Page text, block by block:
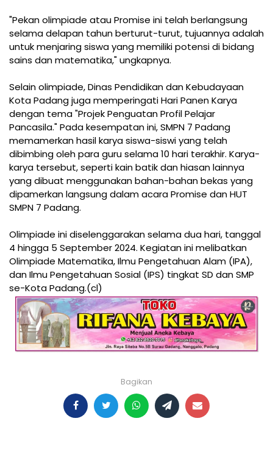
"Pekan olimpiade atau Promise ini telah berlangsung
selama delapan tahun berturut-turut, tujuannya adalah
untuk menjaring siswa yang memiliki potensi di bidang
sains dan matematika," ungkapnya.
Selain olimpiade, Dinas Pendidikan dan Kebudayaan
Kota Padang juga memperingati Hari Panen Karya
dengan tema "Projek Penguatan Profil Pelajar
Pancasila." Pada kesempatan ini, SMPN 7 Padang
memamerkan hasil karya siswa-siswi yang telah
dibimbing oleh para guru selama 10 hari terakhir. Karya-
karya tersebut, seperti kain batik dan hiasan lainnya
yang dibuat menggunakan bahan-bahan bekas yang
dipamerkan langsung dalam acara Promise dan HUT
SMPN 7 Padang.
Olimpiade ini diselenggarakan selama dua hari, tanggal
4 hingga 5 September 2024. Kegiatan ini melibatkan
Olimpiade Matematika, Ilmu Pengetahuan Alam (IPA),
dan Ilmu Pengetahuan Sosial (IPS) tingkat SD dan SMP
se-Kota Padang.(cl)
Bagikan